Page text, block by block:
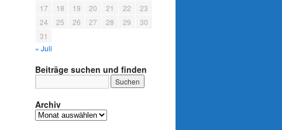
17
18 19 20 21 22
23
24
25 26 27 28 29
30
31
« Juli
Beiträge suchen und finden
Archiv
Archiv